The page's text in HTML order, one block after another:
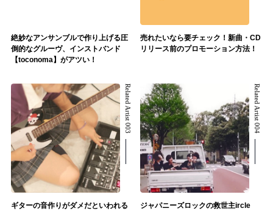
絶妙なアンサンブルで作り上げる圧
倒的なグルーヴ、インストバンド
【toconoma】がアツい！
売れたいなら要チェック！新曲・CD
リリース前のプロモーション方法！
Related Artist 003
ギターの音作りがダメだといわれる
Related Artist 004
ジャパニーズロックの救世主ircle